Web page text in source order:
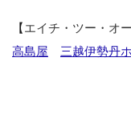
【エイチ・ツー・オ
高島屋
三越伊勢丹